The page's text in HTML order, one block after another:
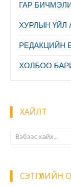
ГАР
ХУРЛЫН ҮЙЛ
РЕДАКЦИЙН
ХОЛБОО
ХАЙЛТ